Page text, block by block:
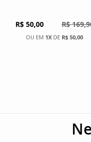
R$ 50,00 R$
1X DE R$ 50,00